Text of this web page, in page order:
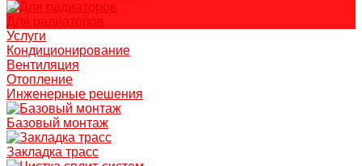
Для радиаторов
Услуги
Кондиционирование
Вентиляция
Отопление
Инженерные решения
Базовый монтаж
Закладка трасс